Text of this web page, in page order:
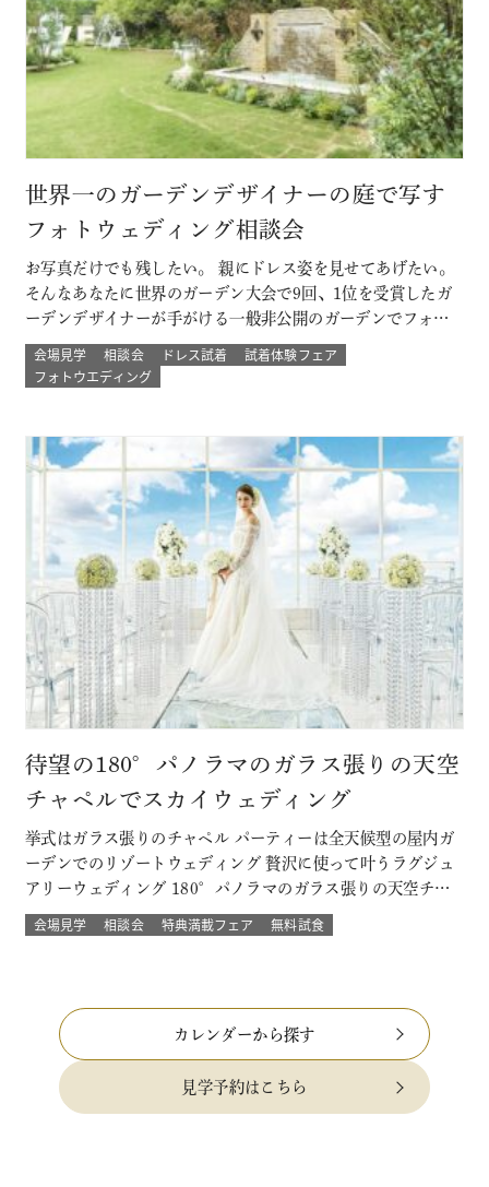
世界一のガーデンデザイナーの庭で写す
フォトウェディング相談会
お写真だけでも残したい。 親にドレス姿を見せてあげたい。
そんなあなたに世界のガーデン大会で9回、1位を受賞したガ
ーデンデザイナーが手がける一般非公開のガーデンでフォト
ウェディング。 プロのカメラマンと一緒に 二人以外は誰もい
ない こだわりのプライベートガーデンでのウェディングフォ
会場見学 相談会 ドレス試着
試着体験フェア
フォトウエディング
待望の180°パノラマのガラス張りの天空
チャペルでスカイウェディング
挙式はガラス張りのチャペル パーティーは全天候型の屋内ガ
ーデンでのリゾートウェディング 贅沢に使って叶うラグジュ
アリーウェディング 180°パノラマのガラス張りの天空チャ
ペルでは 流れる雲や透き通る青空に包まれ まるで空の上で
挙げる結婚式 組数限定！でご提供！ このフェアに含まれるコ
会場見学 相談会 特典満載フェア 無料試食
カレンダーから探す
見学予約はこちら